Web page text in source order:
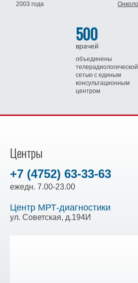
2003 года
500
врачей
объединены
телерадиологической
сетью с единым
консультационным
центром
Центры
+7 (4752) 63-33-63
ежедн. 7.00-23.00
Центр МРТ-диагностики
ул. Советская, д.194И